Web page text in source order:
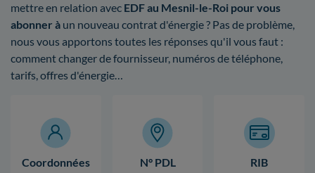
mettre en relation avec EDF au Mesnil-le-Roi pour vous
abonner à un nouveau contrat d'énergie ? Pas de problème,
nous vous apportons toutes les réponses qu'il vous faut :
comment changer de fournisseur, numéros de téléphone,
tarifs, offres d'énergie…
Coordonnées N° PDL RIB